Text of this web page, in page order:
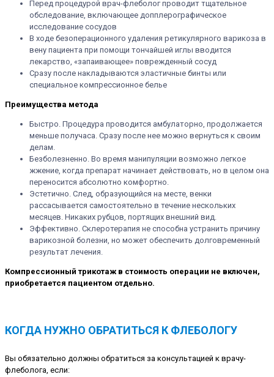
Перед процедурой врач-флеболог проводит тщательное
обследование, включающее допплерографическое
исследование сосудов
В ходе безоперационного удаления ретикулярного варикоза в
вену пациента при помощи тончайшей иглы вводится
лекарство, «запаивающее» поврежденный сосуд
Сразу после накладываются эластичные бинты или
специальное компрессионное белье
Преимущества метода
Быстро. Процедура проводится амбулаторно, продолжается
меньше получаса. Сразу после нее можно вернуться к своим
делам.
Безболезненно. Во время манипуляции возможно легкое
жжение, когда препарат начинает действовать, но в целом она
переносится абсолютно комфортно.
Эстетично. След, образующийся на месте, венки
рассасывается самостоятельно в течение нескольких
месяцев. Никаких рубцов, портящих внешний вид.
Эффективно. Склеротерапия не способна устранить причину
варикозной болезни, но может обеспечить долговременный
результат лечения.
Компрессионный трикотаж в стоимость операции не включен,
приобретается пациентом отдельно.
КОГДА НУЖНО ОБРАТИТЬСЯ К ФЛЕБОЛОГУ
Вы обязательно должны обратиться за консультацией к врачу-
флеболога, если: